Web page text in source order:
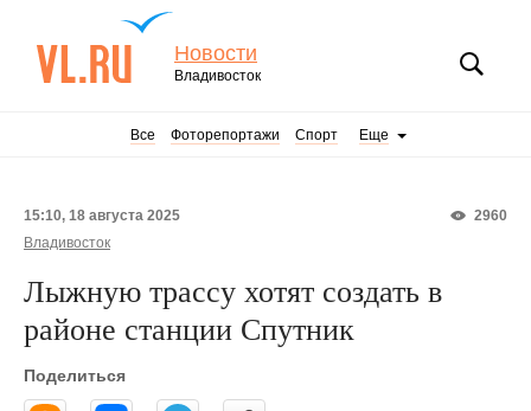
Новости
Владивосток
Все Фоторепортажи Спорт Еще
2960
15:10, 18 августа 2025
Владивосток
Лыжную трассу хотят создать в
районе станции Спутник
Поделиться